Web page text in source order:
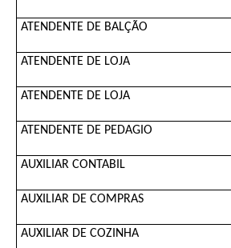
ATENDENTE DE BALÇÃO
ATENDENTE DE LOJA
ATENDENTE DE LOJA
ATENDENTE DE PEDAGIO
AUXILIAR CONTABIL
AUXILIAR DE COMPRAS
AUXILIAR DE COZINHA